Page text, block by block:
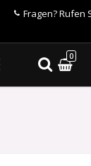
Fragen? Rufen
0